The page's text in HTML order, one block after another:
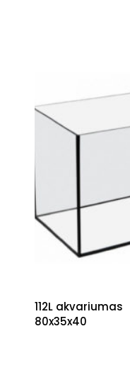
112L akvariumas
80x35x40